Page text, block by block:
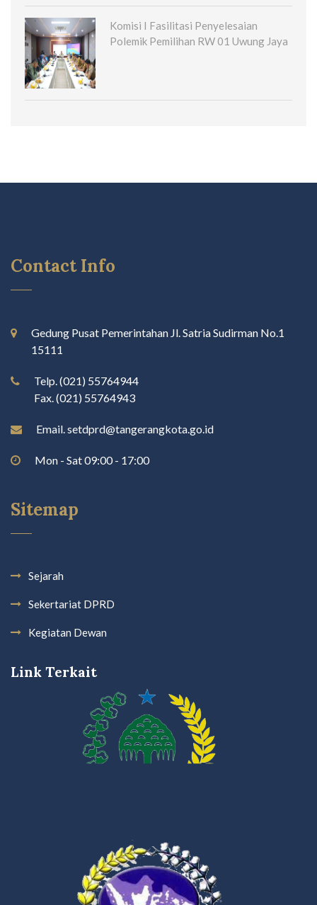
Komisi I Fasilitasi Penyelesaian
Polemik Pemilihan RW 01 Uwung Jaya
Contact Info
Gedung Pusat Pemerintahan Jl. Satria Sudirman No.1
15111
Telp. (021) 55764944
Fax. (021) 55764943
Email. setdprd@tangerangkota.go.id
Mon - Sat 09:00 - 17:00
Sitemap
Sejarah
Sekertariat DPRD
Kegiatan Dewan
Link Terkait